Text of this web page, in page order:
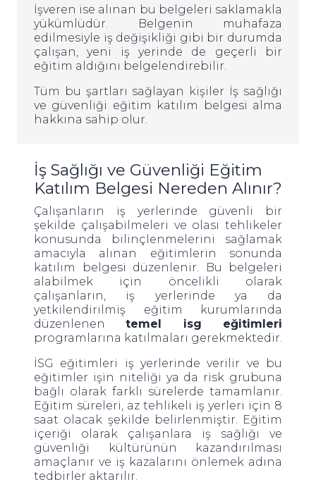
İşveren ise alınan bu belgeleri saklamakla
yükümlüdür. Belgenin muhafaza
edilmesiyle iş değişikliği gibi bir durumda
çalışan, yeni iş yerinde de geçerli bir
eğitim aldığını belgelendirebilir.
Tüm bu şartları sağlayan kişiler İş sağlığı
ve güvenliği eğitim katılım belgesi alma
hakkına sahip olur.
İş Sağlığı ve Güvenliği Eğitim
Katılım Belgesi Nereden Alınır?
Çalışanların iş yerlerinde güvenli bir
şekilde çalışabilmeleri ve olası tehlikeler
konusunda bilinçlenmelerini sağlamak
amacıyla alınan eğitimlerin sonunda
katılım belgesi düzenlenir. Bu belgeleri
alabilmek için öncelikli olarak
çalışanların, iş yerlerinde ya da
yetkilendirilmiş eğitim kurumlarında
düzenlenentemel isg eğitimleri
programlarına katılmaları gerekmektedir.
İSG eğitimleri iş yerlerinde verilir ve bu
eğitimler işin niteliği ya da risk grubuna
bağlı olarak farklı sürelerde tamamlanır.
Eğitim süreleri, az tehlikeli iş yerleri için 8
saat olacak şekilde belirlenmiştir. Eğitim
içeriği olarak çalışanlara iş sağlığı ve
güvenliği kültürünün kazandırılması
amaçlanır ve iş kazalarını önlemek adına
tedbirler aktarılır.